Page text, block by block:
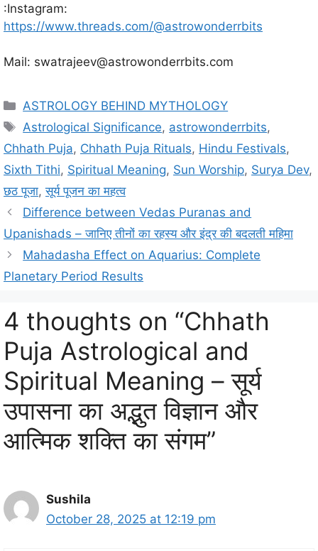
:Instagram:
https://www.threads.com/@astrowonderrbits
Mail: swatrajeev@astrowonderrbits.com
C
a
e
g
o
r
i
s
ASTROLOGY BEHIND MYTHOLOGY
T
a
s
Astrological Significance, astrowonderrbits,
Chhath Puja, Chhath Puja Rituals, Hindu Festivals,
Sixth Tithi, Spiritual Meaning, Sun Worship, Surya Dev,
छठ पूजा,सूर्य पूजन का महत्व
Difference between Vedas Puranas and
Upanishads – जानिए तीनों का रहस्य और इंद्र की बदलती महिमा
Mahadasha Effect on Aquarius: Complete
Planetary Period Results
4 thoughts on “Chhath
Puja Astrological and
Spiritual Meaning – सूर्य
उपासना का अद्भुत विज्ञान और
आत्मिक शक्ति का संगम”
Sushila
October 28, 2025 at 12:19 pm